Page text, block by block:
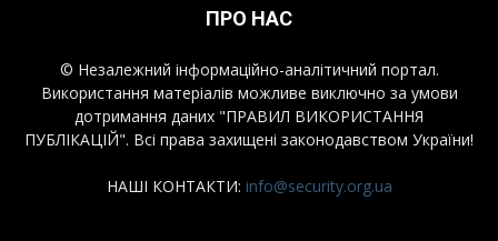
ПРО НАС
© Незалежний інформаційно-аналітичний портал.
Використання матеріалів можливе виключно за умови
дотримання даних "ПРАВИЛ ВИКОРИСТАННЯ
ПУБЛІКАЦІЙ". Всі права захищені законодавством України!
НАШІ КОНТАКТИ: info@security.org.ua